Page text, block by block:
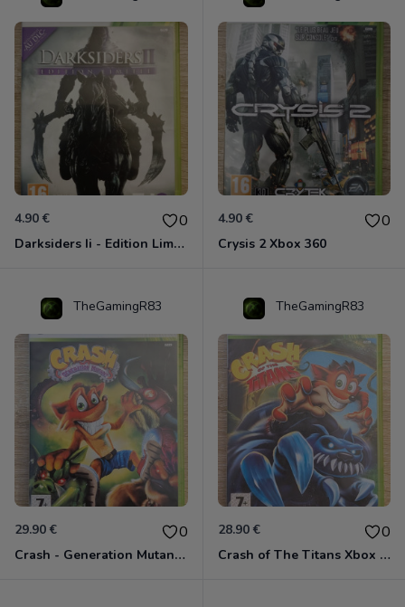
4.90 € 0
Darksiders Ii - Edition Limitée Xbox 360
4.90 € 0
Crysis 2 Xbox 360
TheGamingR83
29.90 € 0
Crash - Generation Mutant Xbox 360
TheGamingR83
28.90 € 0
Crash of The Titans Xbox 360